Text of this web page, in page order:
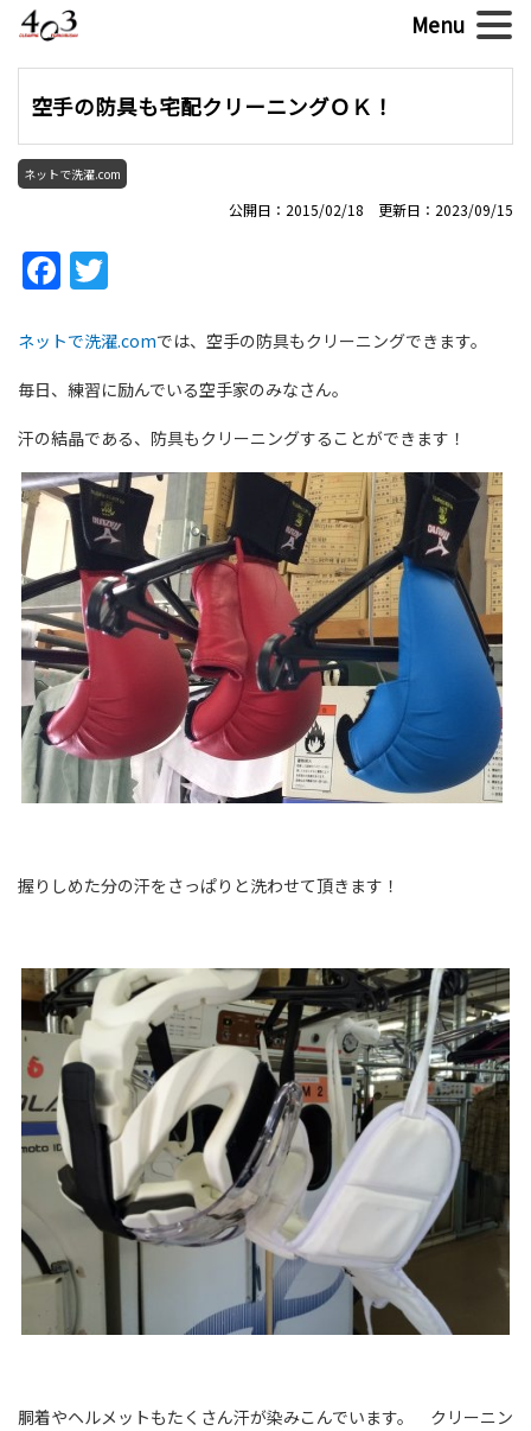
空手の防具も宅配クリーニングＯＫ！
ネットで洗濯.com
公開日：2015/02/18 更新日：2023/09/15
Facebook
ネットで洗濯.comでは、空手の防具もクリーニングできます。
毎日、練習に励んでいる空手家のみなさん。
汗の結晶である、防具もクリーニングすることができます！
握りしめた分の汗をさっぱりと洗わせて頂きます！
胴着やヘルメットもたくさん汗が染みこんでいます。 クリーニン